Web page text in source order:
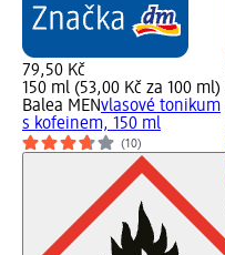
79,50 Kč
150 ml (53,00 Kč za 100 ml)
Balea MENvlasové tonikum
s kofeinem, 150 ml
(10)